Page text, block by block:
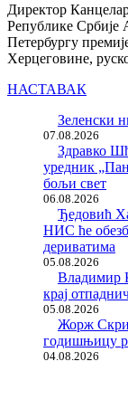
Директор
Републике Србије
Петербургу
Херцеговине,
НАСТАВАК
Зеленски
07.08.2026
Здравко
уредник
бољи свет
06.08.2026
Ђедовић
НИС ће
дериватима
05.08.2026
Владимир
крај
05.08.2026
Жорж
годишњицу
04.08.2026